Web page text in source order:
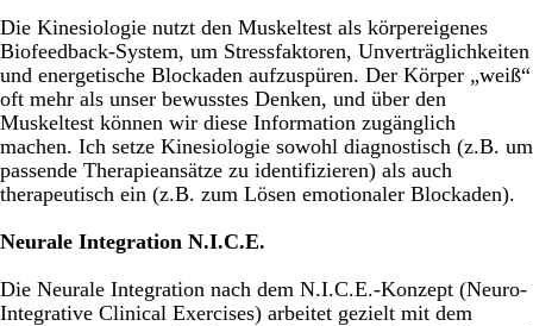
Die Kinesiologie nutzt den Muskeltest als körpereigenes
Biofeedback-System, um Stressfaktoren, Unverträglichkeiten
und energetische Blockaden aufzuspüren. Der Körper „weiß“
oft mehr als unser bewusstes Denken, und über den
Muskeltest können wir diese Information zugänglich
machen. Ich setze Kinesiologie sowohl diagnostisch (z.B. um
passende Therapieansätze zu identifizieren) als auch
therapeutisch ein (z.B. zum Lösen emotionaler Blockaden).
Neurale Integration N.I.C.E.
Die Neurale Integration nach dem N.I.C.E.-Konzept (Neuro-
Integrative Clinical Exercises) arbeitet gezielt mit dem